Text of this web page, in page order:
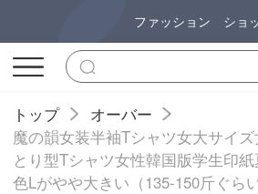
ファッション ショ
トップ
オーバー
魔の韻女装半袖Tシャツ女大サイ
とり型Tシャツ女性韓国版学生印
色Lがやや大きい（135-150斤ぐらい